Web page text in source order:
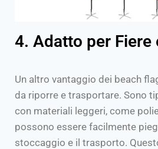
4. Adatto per Fiere
Un altro vantaggio dei beach
da riporre e trasportare. Sono
con materiali leggeri, come
possono essere facilmente
stoccaggio e il trasporto.